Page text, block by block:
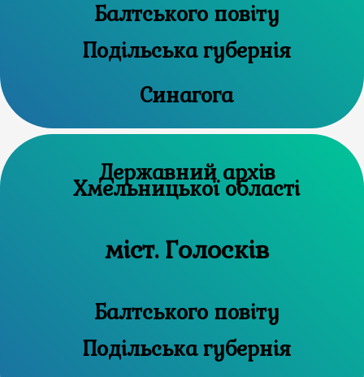
Балтського повіту
Подільська губернія
Синагога
Державний архів
Хмельницької області
міст. Голосків
Балтського повіту
Подільська губернія